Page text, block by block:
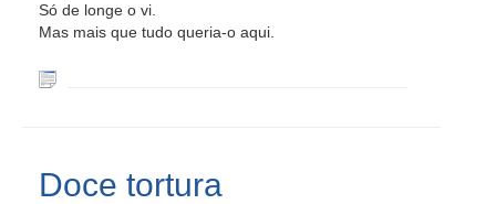
Só de longe o vi.
Mas mais que tudo queria-o aqui.
Doce tortura